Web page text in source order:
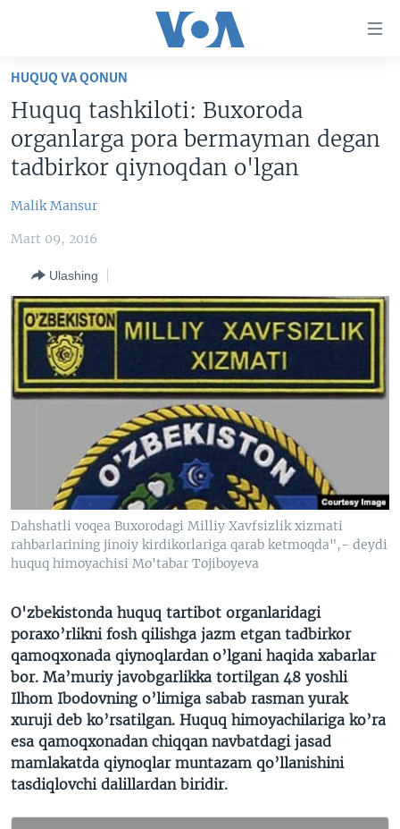
Boshiga
Qidiruvga
o'ting
AMERIKA
MARKAZIY OSIYO
AMERIKA MANZARALARI
XALQARO HAYOT
VASHINGTON CHOYXONASI
MOBIL-SALOM!
XABARLAR SURATLARDA
IJTIMOIY TARMOQLAR
FACEBOOK
YOUTUBE
INSTAGRAM
ODNOKLASSNIKI
TELEGRAM
TWITTER
SOUNDCLOUD
INGLIZ TILI DARSLARI
EDITORIAL
Learning English
VOA
HUQUQ VA QONUN
Huquq tashkiloti: Buxoroda
organlarga pora bermayman degan
tadbirkor qiynoqdan o'lgan
Malik Mansur
Mart 09, 2016
Ulashing
Dahshatli voqea Buxorodagi Milliy Xavfsizlik xizmati
rahbarlarining jinoiy kirdikorlariga qarab ketmoqda",- deydi
huquq himoyachisi Mo'tabar Tojiboyeva
O'zbekistonda huquq tartibot organlaridagi
poraxo’rlikni fosh qilishga jazm etgan tadbirkor
qamoqxonada qiynoqlardan o’lgani haqida xabarlar
bor. Ma’muriy javobgarlikka tortilgan 48 yoshli
Ilhom Ibodovning o’limiga sabab rasman yurak
xuruji deb ko’rsatilgan. Huquq himoyachilariga ko’ra
esa qamoqxonadan chiqqan navbatdagi jasad
mamlakatda qiynoqlar muntazam qo’llanishini
tasdiqlovchi dalillardan biridir.